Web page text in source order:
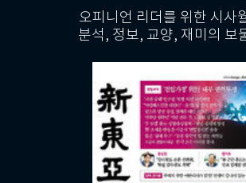
오피니언 리더를 위한 시사
분석, 정보, 교양, 재미의 보